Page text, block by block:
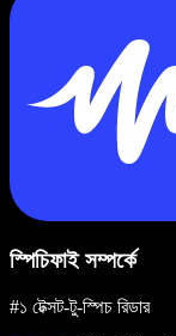
স্পিচিফাই সম্পর্কে
#১ টেক্সট-টু-স্পিচ রিডার